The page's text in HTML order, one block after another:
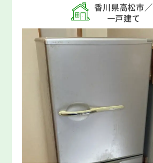
香川県高松市／
一戸建て